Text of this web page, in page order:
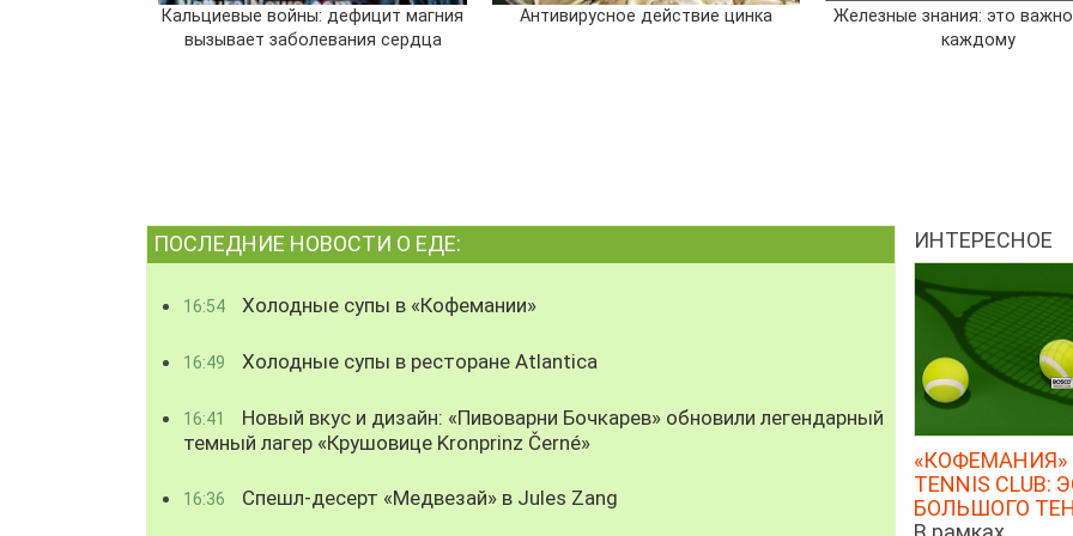
Кальциевые войны: дефицит магния
вызывает заболевания сердца
Антивирусное действие цинка
Железные знания: это
каждому
ПОСЛЕДНИЕ НОВОСТИ О ЕДЕ:
16:54 Холодные супы в «Кофемании»
16:49 Холодные супы в ресторане Atlantica
16:41
Новый вкус и дизайн: «Пивоварни Бочкарев» обновили легендарный
темный лагер «Крушовице Kronprinz Černé»
16:36 Спешл-десерт «Медвезай» в Jules Zang
ИНТЕРЕСНОЕ
«КОФЕМАНИЯ»
TENNIS CLUB:
БОЛЬШОГО